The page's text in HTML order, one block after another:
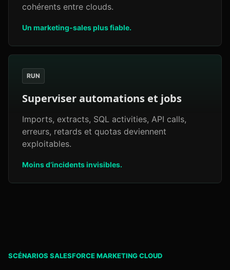
cohérents entre clouds.
Un marketing-sales plus fiable.
RUN
Superviser automations et jobs
Imports, extracts, SQL activities, API calls,
erreurs, retards et quotas deviennent
exploitables.
Moins d’incidents invisibles.
SCÉNARIOS SALESFORCE MARKETING CLOUD